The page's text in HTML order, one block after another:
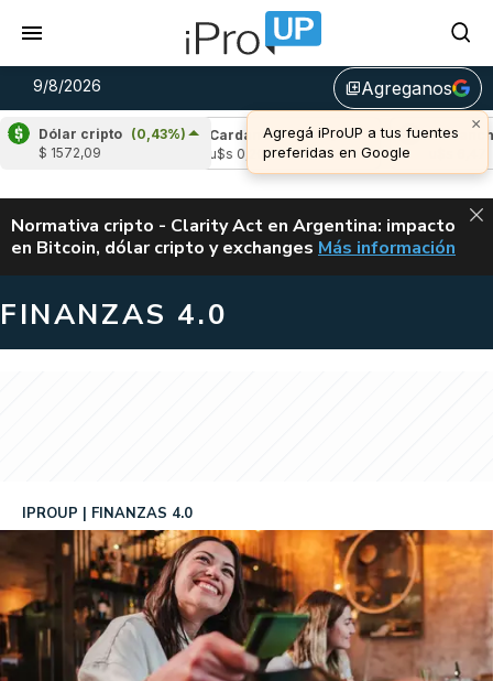
9/8/2026 library_addAgreganos
×
Agregá iProUP a tus fuentes
preferidas en Google
Dólar cripto (0,43%)
$ 1572,09
(-0,16%)
Cardano (-1,59%)
u$s 0,20
Avalanche
u$s 6,47
ALERTA
Normativa cripto - Clarity Act en Argentina: impacto
en Bitcoin, dólar cripto y exchanges CLARITY ACT EN
Más información
FINANZAS 4.0
IPROUP FINANZAS 4.0